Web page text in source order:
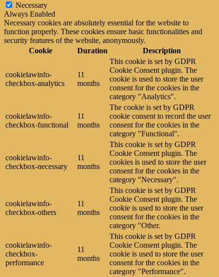
Necessary
Always Enabled
Necessary cookies are absolutely essential for the website to
function properly. These cookies ensure basic functionalities and
security features of the website, anonymously.
Cookie
Duration Description
cookielawinfo-
checkbox-analytics
11
months
This cookie is set by GDPR
Cookie Consent plugin. The
cookie is used to store the user
consent for the cookies in the
category "Analytics".
cookielawinfo-
checkbox-functional
11
months
The cookie is set by GDPR
cookie consent to record the user
consent for the cookies in the
category "Functional".
cookielawinfo-
checkbox-necessary
11
months
This cookie is set by GDPR
Cookie Consent plugin. The
cookies is used to store the user
consent for the cookies in the
category "Necessary".
cookielawinfo-
checkbox-others
11
months
This cookie is set by GDPR
Cookie Consent plugin. The
cookie is used to store the user
consent for the cookies in the
category "Other.
cookielawinfo-
checkbox-
performance
11
months
This cookie is set by GDPR
Cookie Consent plugin. The
cookie is used to store the user
consent for the cookies in the
category "Performance".